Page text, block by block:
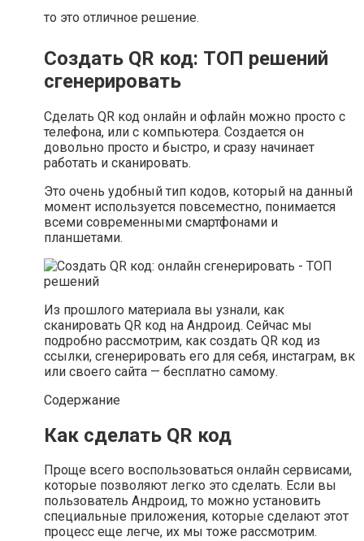
то это отличное решение.
Создать QR код: ТОП решений
сгенерировать
Сделать QR код онлайн и офлайн можно просто с
телефона, или с компьютера. Создается он
довольно просто и быстро, и сразу начинает
работать и сканировать.
Это очень удобный тип кодов, который на данный
момент используется повсеместно, понимается
всеми современными смартфонами и
планшетами.
Из прошлого материала вы узнали, как
сканировать QR код на Андроид. Сейчас мы
подробно рассмотрим, как создать QR код из
ссылки, сгенерировать его для себя, инстаграм, вк
или своего сайта — бесплатно самому.
Содержание
Как сделать QR код
Проще всего воспользоваться онлайн сервисами,
которые позволяют легко это сделать. Если вы
пользователь Андроид, то можно установить
специальные приложения, которые сделают этот
процесс еще легче, их мы тоже рассмотрим.